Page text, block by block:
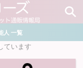
人 一覧
ています